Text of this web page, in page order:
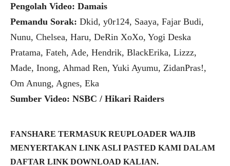
Pengolah Video: Damais
Pemandu Sorak: Dkid, y0r124, Saaya, Fajar Budi,
Nunu, Chelsea, Haru, DeRin XoXo, Yogi Deska
Pratama, Fateh, Ade, Hendrik, BlackErika, Lizzz,
Made, Inong, Ahmad Ren, Yuki Ayumu, ZidanPras!,
Om Anung, Agnes, Eka
Sumber Video: NSBC / Hikari Raiders
FANSHARE TERMASUK REUPLOADER WAJIB
MENYERTAKAN LINK ASLI PASTED KAMI DALAM
DAFTAR LINK DOWNLOAD KALIAN.